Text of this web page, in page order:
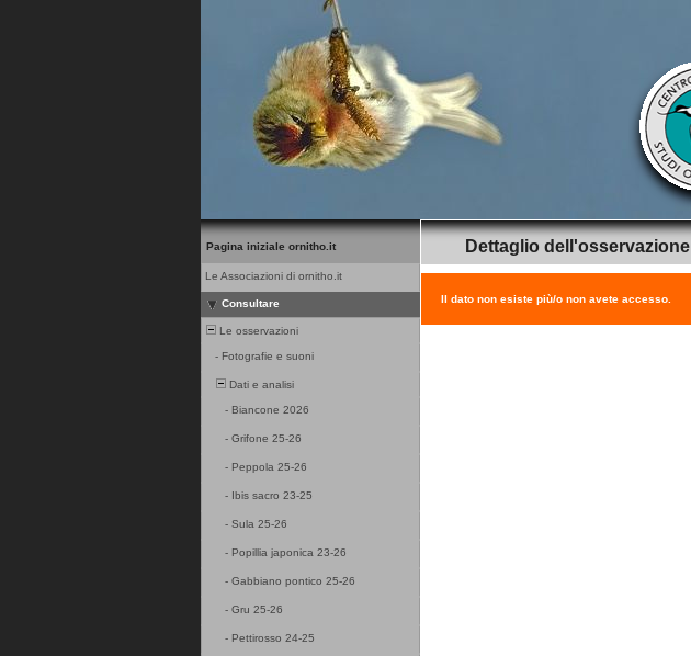
Pagina iniziale ornitho.it
Le Associazioni di ornitho.it
Consultare
Le osservazioni
- Fotografie e suoni
Dati e analisi
- Biancone 2026
- Grifone 25-26
- Peppola 25-26
- Ibis sacro 23-25
- Sula 25-26
- Popillia japonica 23-26
- Gabbiano pontico 25-26
- Gru 25-26
- Pettirosso 24-25
Dettaglio dell'osservazione
Il dato non esiste più/o non avete accesso.